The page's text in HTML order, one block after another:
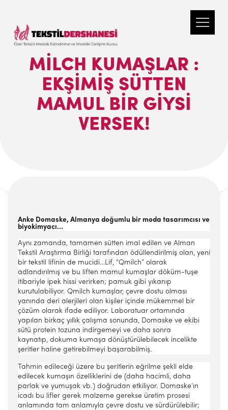
MILCH KUMAŞLAR :
EKŞIMIŞ SÜTTEN
MAMUL BIR GIYSI
VERSEK!
Anke Domaske, Almanya doğumlu bir moda tasarımcısı ve
biyokimyacı…
Aynı zamanda, tamamen sütten imal edilen ve Alman
Tekstil Araştırma Birliği tarafından ödüllendirilmiş olan, yeni
bir tekstil lifinin de mucidi…Lif, “Qmilch” olarak
adlandırılmış ve bu liften mamul kumaşlar döküm-tuşe
itibariyle ipek hissi verirken; pamuk gibi yıkanıp
kurutulabiliyor. Qmilch kumaşlar, çevre dostu olması
yanında deri alerjileri olan kişiler içinde mükemmel bir
çözüm olarak ifade ediliyor. Laboratuar ortamında
yapılan birkaç yıllık çalışma sonunda, Domaske ve ekibi
sütü protein tozuna indirgemeyi ve daha sonra
kaynatıp, dokuma kumaşa dönüştürülebilecek incelikte
şeritler haline getirebilmeyi başarabilmiş.
Tahmin edileceği üzere bu şeritlerin eğrilme şekli elde
edilecek kumaşın özelliklerini de (daha hacimli, daha
parlak ve yumuşak vb.) doğrudan etkiliyor. Domaske’ın
icadı bu lifler gerek malzeme gerekse üretim prosesi
anlamında tam anlamıyla çevre dostu ve sürdürülebilir;